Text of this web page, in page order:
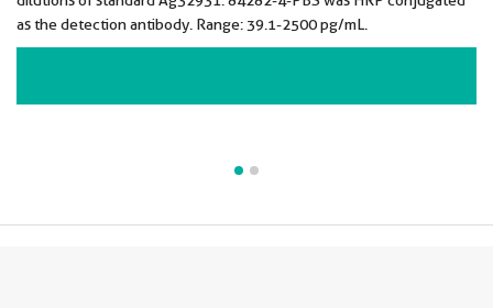
as the detection antibody. Range: 39.1-2500 pg/mL.